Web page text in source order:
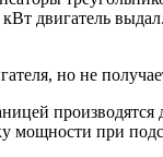
двигатель
но не
мощности при